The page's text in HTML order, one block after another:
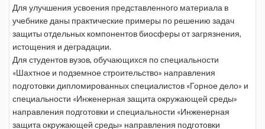
Для улучшения усвоения представленного материала в
учебнике даны практические примеры по решению задач
защиты отдельных компонентов биосферы от загрязнения,
истощения и деградации.
Для студентов вузов, обучающихся по специальности
«Шахтное и подземное строительство» направления
подготовки дипломированных специалистов «Горное дело» и
специальности «Инженерная защита окружающей среды»
направления подготовки и специальности «Инженерная
защита окружающей среды» направления подготовки